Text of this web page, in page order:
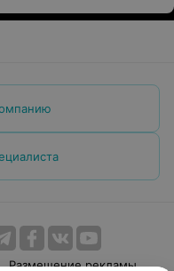
Размещение рекламы